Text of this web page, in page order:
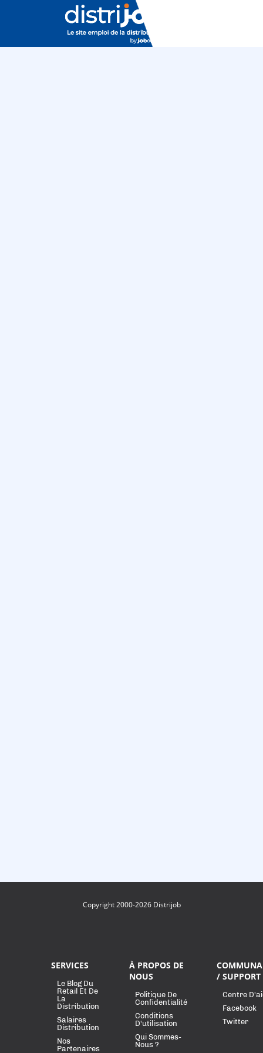
Copyright 2000-2026 Distrijob
SERVICES
Le Blog Du
Retail Et De
La
Distribution
Salaires
Distribution
Nos
Partenaires
À PROPOS DE
NOUS
Politique De
Confidentialité
Conditions
D'utilisation
Qui Sommes-
Nous ?
/ SUPPORT
Centre
Facebook
Twitter